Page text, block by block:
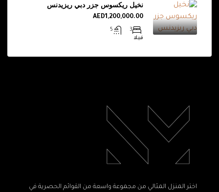
نخيل ريكسوس جزر دبي ريزيدنس
AED1,200,000.00
3
5
فيلا
اختر المنزل المثالي من مجموعة واسعة من القوائم الحصرية في